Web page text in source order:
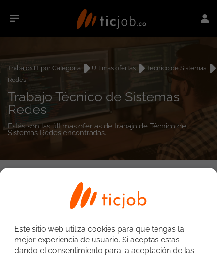
Trabajos IT por Categoría Últimas ofertas
Técnico de Sistemas
Redes
Trabajo Técnico de Sistemas
Redes
Estás son las últimas ofertas de trabajo de Técnico de
Sistemas Redes encontradas.
empleos encontrados
Este sitio web utiliza cookies para que tengas la
mejor experiencia de usuario. Si aceptas estas
dando el consentimiento para la aceptación de las